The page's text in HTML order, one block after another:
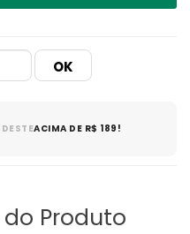
ACIMA DE R$ 189!
Produto